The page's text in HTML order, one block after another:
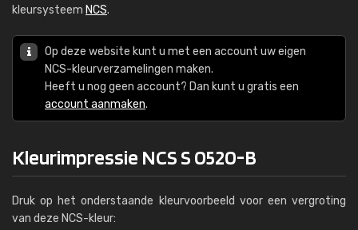
kleursysteem NCS.
Op deze website kunt u met een account uw eigen
NCS-kleurverzamelingen maken.
Heeft u nog geen account? Dan kunt u gratis een
account aanmaken.
Kleurimpressie NCS S 0520-B
Druk op het onderstaande kleurvoorbeeld voor een vergroting
van deze NCS-kleur: